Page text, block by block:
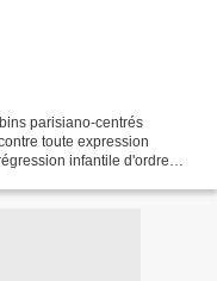
parisiano-centrés
toute expression
infantile d'ordre